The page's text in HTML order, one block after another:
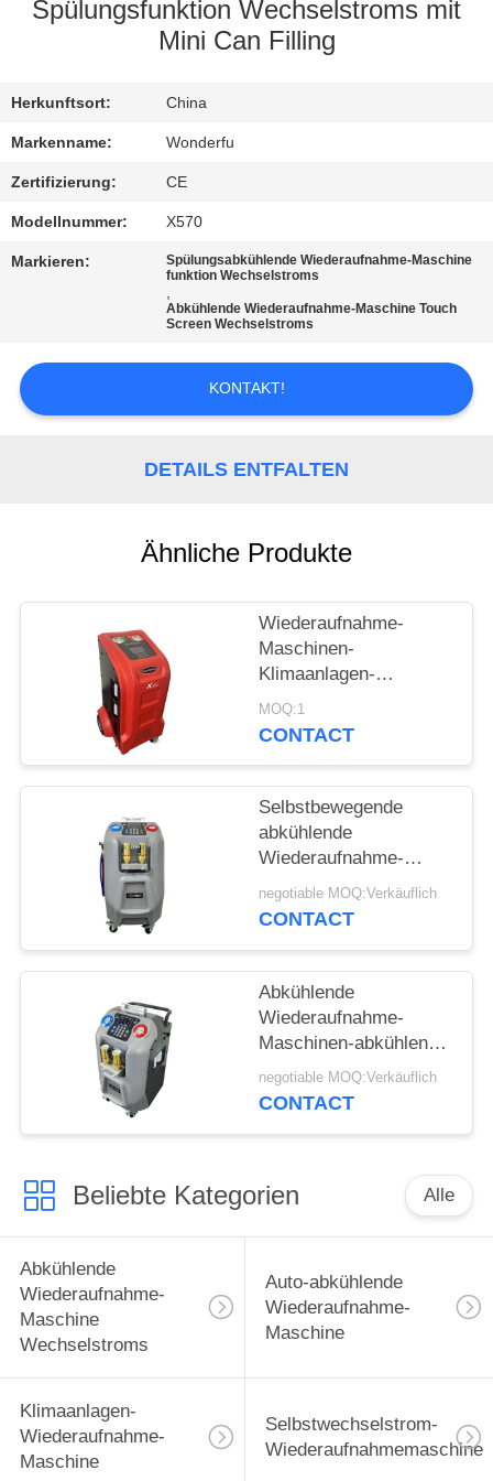
MIT
UNS
IN
VERBINDUNG
EIN
ZITAT
Spülungsfunktion Wechselstroms mit
Mini Can Filling
Herkunftsort: China
Markenname: Wonderfu
Zertifizierung: CE
Modellnummer: X570
Markieren:
Spülungsabkühlende Wiederaufnahme-Maschine
funktion Wechselstroms
,
Abkühlende Wiederaufnahme-Maschine Touch
Screen Wechselstroms
KONTAKT!
DETAILS ENTFALTEN
Ähnliche Produkte
Wiederaufnahme-
Maschinen-
Klimaanlagen-
Spülungssystem Auto
Wechselstroms
MOQ:1
CONTACT
Selbstbewegende
abkühlende
Wiederaufnahme-
Maschine des Grau-
10kg mit 5" LCD-
negotiable MOQ:Verkäuflich
CONTACT
Abkühlende
Wiederaufnahme-
Maschinen-abkühlende
Soem-Wechselstroms
negotiable MOQ:Verkäuflich
CONTACT
Beliebte Kategorien Alle
Abkühlende
Wiederaufnahme-
Maschine
Wechselstroms
Auto-abkühlende
Wiederaufnahme-
Maschine
Klimaanlagen-
Wiederaufnahme-
Maschine
Selbstwechselstrom-
Wiederaufnahmemaschine